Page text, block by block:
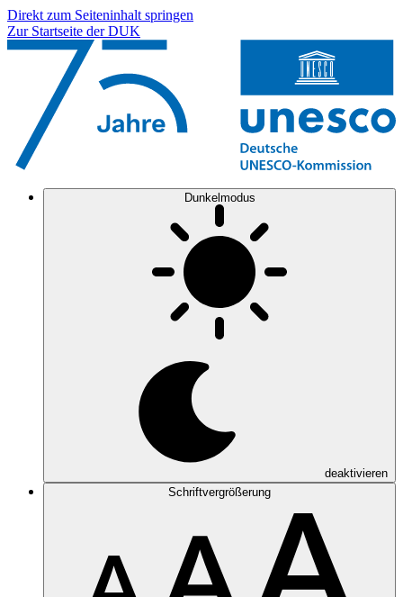
Direkt zum Seiteninhalt springen
Zur Startseite der DUK
Dunkelmodus
deaktivieren
Schriftvergrößerung